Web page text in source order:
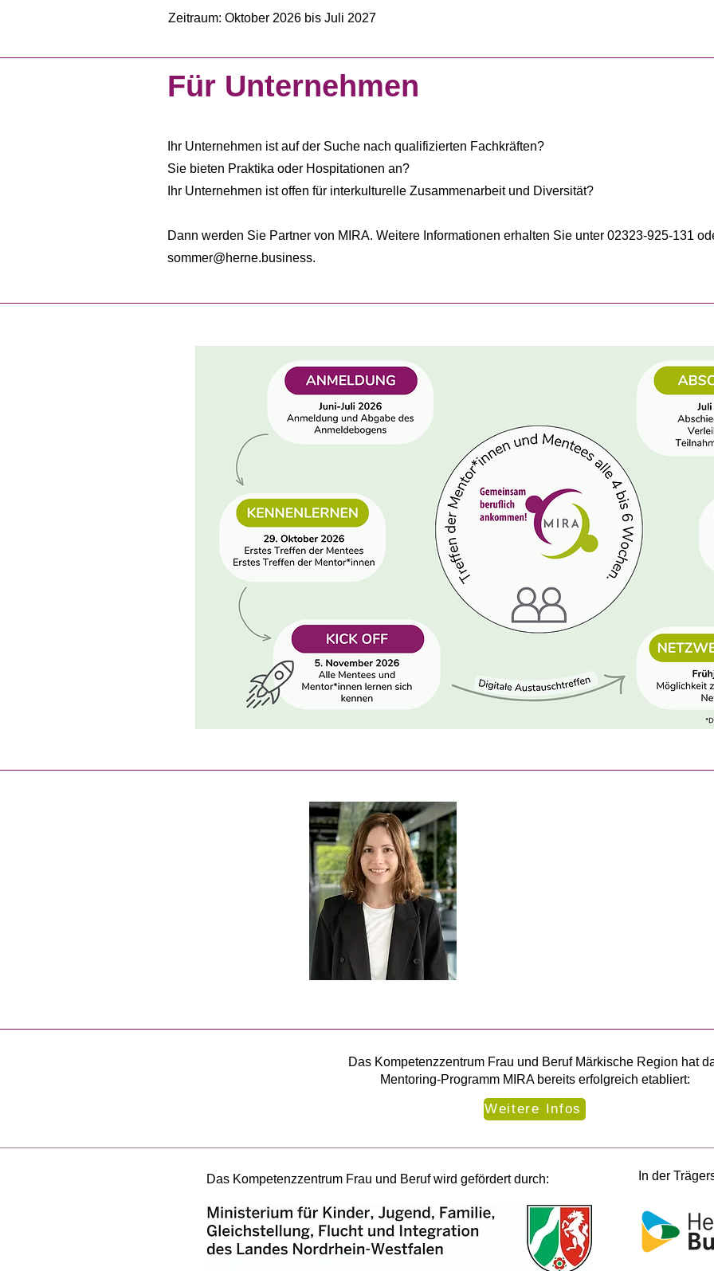
Zeitraum: Oktober 2026 bis Juli 2027
Für Unternehmen
Ihr Unternehmen ist auf der Suche nach qualifizierten Fachkräften?
Sie bieten Praktika oder Hospitationen an?
Ihr Unternehmen ist offen für interkulturelle Zusammenarbeit und Diversität?
Dann werden Sie Partner von MIRA. Weitere Informationen erhalten Sie unter 02323-925-131
sommer@herne.business.
Das Kompetenzzentrum Frau und Beruf Märkische Region hat
Mentoring-Programm MIRA bereits erfolgreich etabliert:
Weitere Infos
Das Kompetenzzentrum Frau und Beruf wird gefördert durch: In der